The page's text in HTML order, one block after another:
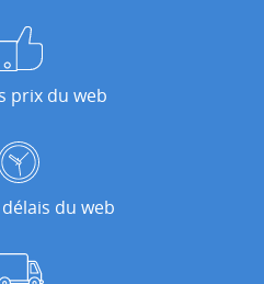
prix du web
du web